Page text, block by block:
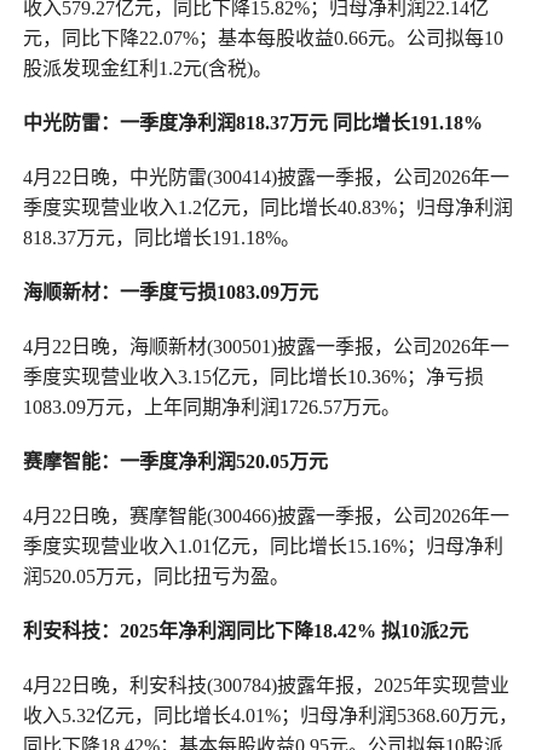
收入579.27亿元，同比下降15.82%；归母净利润22.14亿
元，同比下降22.07%；基本每股收益0.66元。公司拟每10
股派发现金红利1.2元(含税)。
中光防雷：一季度净利润818.37万元 同比增长191.18%
4月22日晚，中光防雷(300414)披露一季报，公司2026年一
季度实现营业收入1.2亿元，同比增长40.83%；归母净利润
818.37万元，同比增长191.18%。
海顺新材：一季度亏损1083.09万元
4月22日晚，海顺新材(300501)披露一季报，公司2026年一
季度实现营业收入3.15亿元，同比增长10.36%；净亏损
1083.09万元，上年同期净利润1726.57万元。
赛摩智能：一季度净利润520.05万元
4月22日晚，赛摩智能(300466)披露一季报，公司2026年一
季度实现营业收入1.01亿元，同比增长15.16%；归母净利
润520.05万元，同比扭亏为盈。
利安科技：2025年净利润同比下降18.42% 拟10派2元
4月22日晚，利安科技(300784)披露年报，2025年实现营业
收入5.32亿元，同比增长4.01%；归母净利润5368.60万元，
同比下降18.42%；基本每股收益0.95元。公司拟每10股派